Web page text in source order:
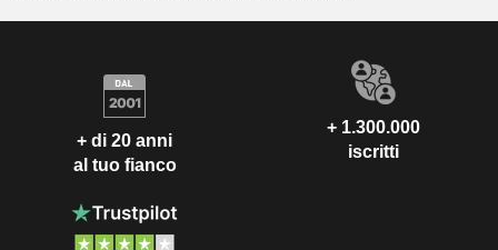
+ di 20 anni
al tuo fianco
+ 1.300.000
iscritti